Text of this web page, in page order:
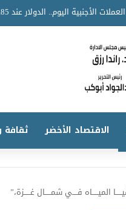
الاقتصاد الأخضر ثقافة
الميـــــاه فــــي شمـــــال غـــــزة،”